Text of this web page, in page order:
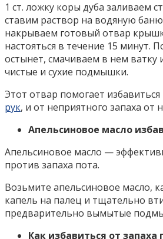
1 ст. ложку коры дуба заливаем
ставим раствор на водяную
накрываем готовый отвар
настояться в течение 15 минут.
остынет, смачиваем в нем ватку
чистые и сухие подмышки.
Этот отвар помогает избавиться
рук, и от неприятного запаха от
Апельсиновое масло
Апельсиновое масло —
против запаха пота.
Возьмите апельсиновое масло,
капель на палец и тщательно
предварительно вымытые
Как избавиться от запаха